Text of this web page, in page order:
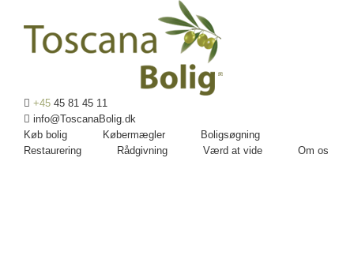
+45 45 81 45 11
info@ToscanaBolig.dk
Køb bolig
Købermægler
Boligsøgning
Restaurering
Rådgivning Værd at vide Om os